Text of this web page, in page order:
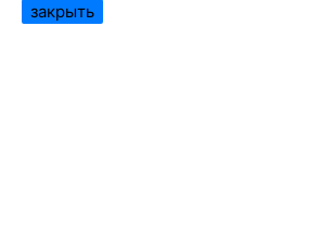
закрыть